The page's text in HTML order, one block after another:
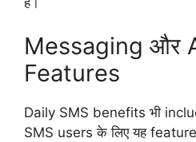
Messaging और
Features
Daily SMS benefits भी
SMS users के लिए यह